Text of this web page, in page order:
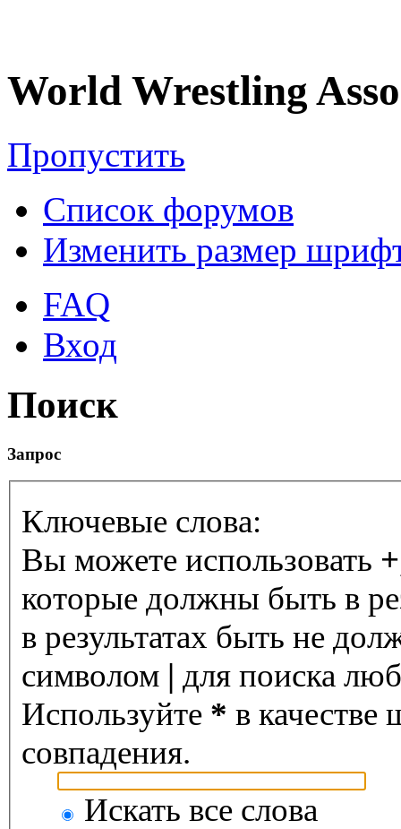
World Wrestling
Пропустить
Список форумов
Изменить размер
FAQ
Вход
Поиск
Запрос
Ключевые слова:
Вы можете использовать +
которые должны быть в
в результатах быть не
символом | для поиска
Используйте * в качестве
совпадения.
Искать все слова